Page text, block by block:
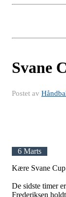
Svane
Postet av
6 Marts
Kære Svane
De sidste timer
Frederiksen